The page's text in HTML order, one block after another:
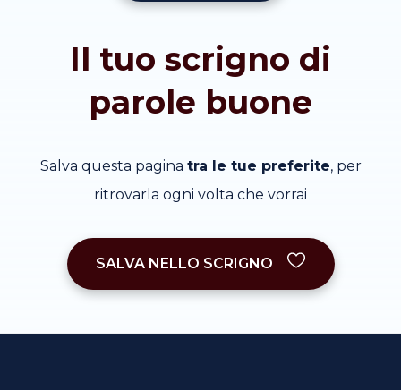
Il tuo scrigno di
parole buone
Salva questa pagina tra le tue preferite, per
ritrovarla ogni volta che vorrai
SALVA NELLO SCRIGNO